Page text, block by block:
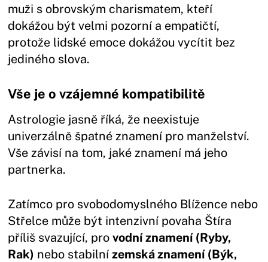
muži s obrovským charismatem, kteří
dokážou být velmi pozorní a empatičtí,
protože lidské emoce dokážou vycítit bez
jediného slova.
Vše je o vzájemné kompatibilitě
Astrologie jasně říká, že neexistuje
univerzálně špatné znamení pro manželství.
Vše závisí na tom, jaké znamení má jeho
partnerka.
Zatímco pro svobodomyslného Blížence nebo
Střelce může být intenzivní povaha Štíra
příliš svazující, provodní znamení (Ryby,
Rak) nebo stabilnízemská znamení (Býk,